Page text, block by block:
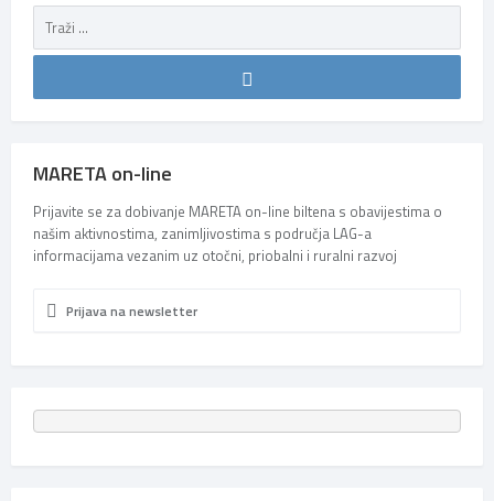
MARETA on-line
Prijavite se za dobivanje MARETA on-line biltena s obavijestima o
našim aktivnostima, zanimljivostima s područja LAG-a
informacijama vezanim uz otočni, priobalni i ruralni razvoj
Prijava na newsletter